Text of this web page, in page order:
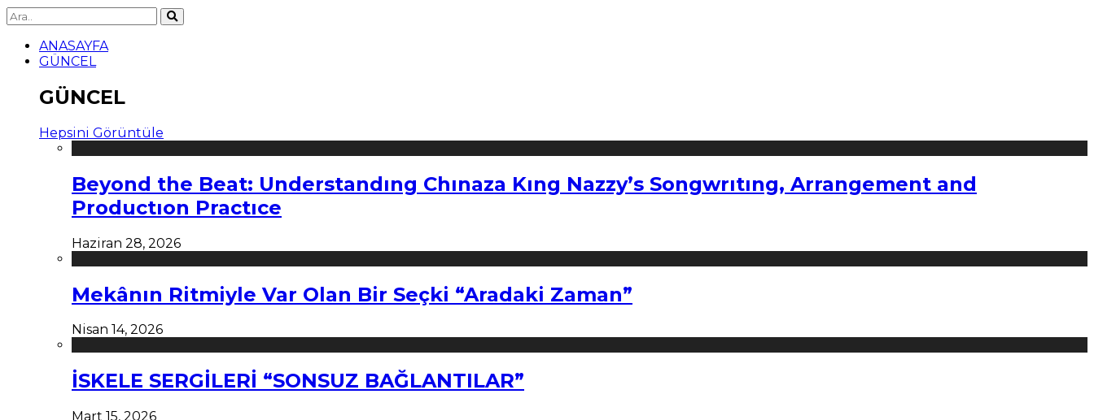
ANASAYFA
GÜNCEL
GÜNCEL
Hepsini Görüntüle
Beyond the Beat: Understandıng Chınaza Kıng Nazzy’s Songwrıtıng, Arrangement and
Productıon Practıce
Haziran 28, 2026
Mekânın Ritmiyle Var Olan Bir Seçki “Aradaki Zaman”
Nisan 14, 2026
İSKELE SERGİLERİ “SONSUZ BAĞLANTILAR”
Mart 15, 2026